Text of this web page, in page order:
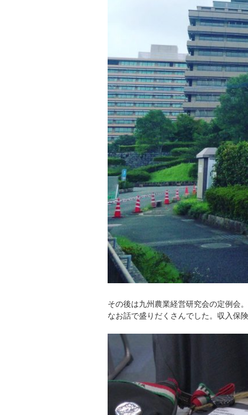
その後は九州農業経営研究会の定例会
なお話で盛りだくさんでした。収入保